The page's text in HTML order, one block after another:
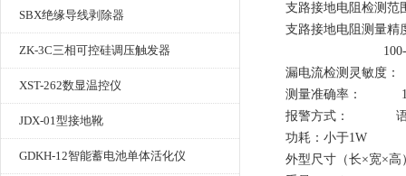
SBX绝缘导线剥除器
ZK-3C三相可控硅调压触发器
XST-262数显温控仪
JDX-01型接地靴
GDKH-12智能蓄电池单体活化仪
支路接地电阻检测范
支路接地电阻测量精
100-200kΩ
漏电流检测灵敏度
测量准确率：
报警方式： 语音
功耗：小于1W
外型尺寸（长×宽×高